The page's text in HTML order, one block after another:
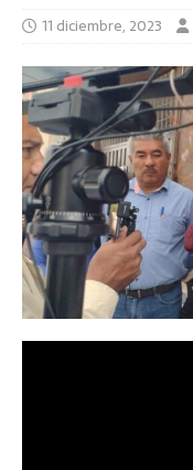
11 diciembre, 2023